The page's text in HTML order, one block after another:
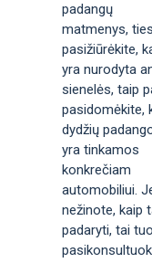
padangų
matmenys,
pasižiūrėkite,
yra nurodyta
sienelės, taip
pasidomėkite,
dydžių
yra tinkamos
konkrečiam
automobiliui.
nežinote, kaip
padaryti, tai